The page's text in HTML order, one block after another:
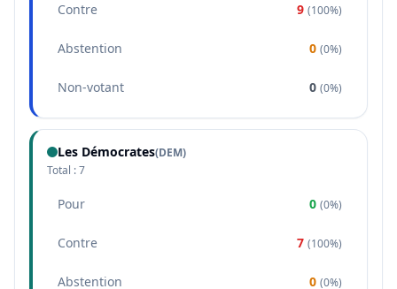
Contre 9 (100%)
Abstention 0 (0%)
Non-votant 0 (0%)
Les Démocrates(DEM)
Total :7
Pour 0 (0%)
Contre 7 (100%)
Abstention 0 (0%)